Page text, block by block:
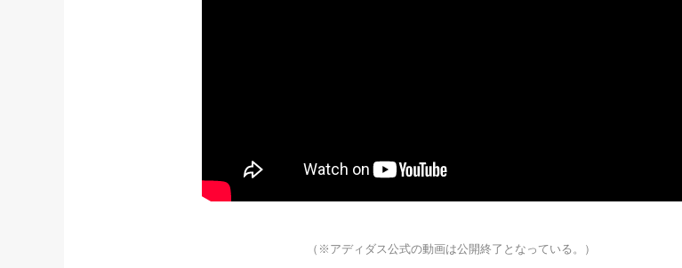
（※アディダス公式の動画は公開終了となっている。）